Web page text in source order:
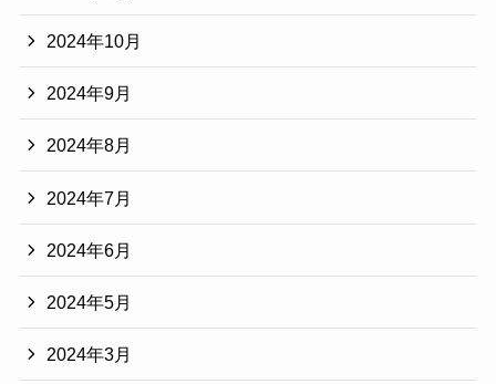
2024年10月
2024年9月
2024年8月
2024年7月
2024年6月
2024年5月
2024年3月